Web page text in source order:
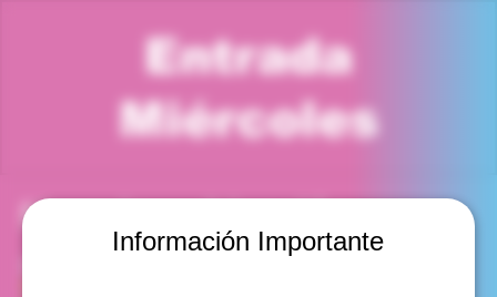
Información Importante
Entrada
Miércoles
Horario y ubicación